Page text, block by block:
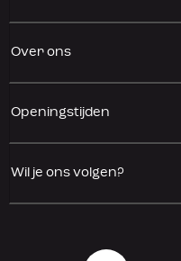
Over ons
Openingstijden
Wil je ons volgen?